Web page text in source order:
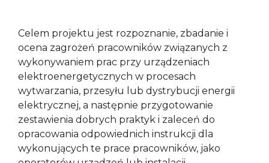
Celem projektu jest rozpoznanie, zbadanie i
ocena zagrożeń pracowników związanych z
wykonywaniem prac przy urządzeniach
elektroenergetycznych w procesach
wytwarzania, przesyłu lub dystrybucji energii
elektrycznej, a następnie przygotowanie
zestawienia dobrych praktyk i zaleceń do
opracowania odpowiednich instrukcji dla
wykonujących te prace pracowników, jako